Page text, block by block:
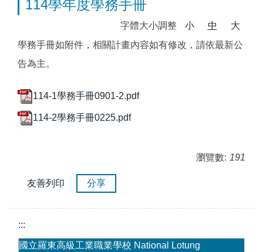
114學年度學務手冊
字體大小調整 小 中
大
學務手冊如附件，相關計畫內容如有修改，請依最新公
告為主。
114-1學務手冊0901-2.pdf
114-2學務手冊0225.pdf
瀏覽數: 191
友善列印 分享
:::
國立羅東高級工業職業學校 National Lotung